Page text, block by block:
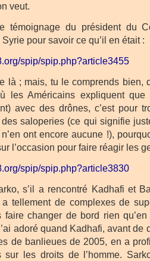
veut.
témoignage du président du
pour savoir ce qu’il en était :
spip/spip.php?article3455
là ; mais, tu le comprends bien,
les Américains expliquent que
avec des drônes, c’est pour
saloperies (ce qui signifie
ont encore aucune !),
l’occasion pour faire réagir les
spip/spip.php?article3830
s’il a rencontré Kadhafi et
a tellement de complexes de
faire changer de bord rien
adoré quand Kadhafi, avant de
de banlieues de 2005, en a
sur les droits de l’homme.